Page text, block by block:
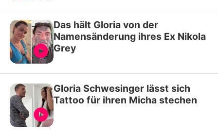
Das hält Gloria von der
Namensänderung ihres Ex Nikola
Grey
Gloria Schwesinger lässt sich
Tattoo für ihren Micha stechen